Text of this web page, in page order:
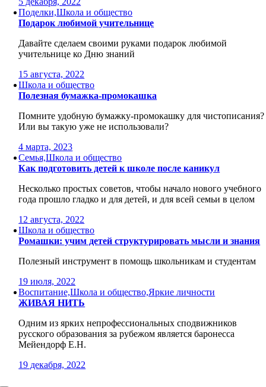
Поделки,Школа и общество
Подарок любимой учительнице
Давайте сделаем своими руками подарок любимой
учительнице ко Дню знаний
15 августа, 2022
Школа и общество
Полезная бумажка-промокашка
Помните удобную бумажку-промокашку для чистописания?
Или вы такую уже не использовали?
4 марта, 2023
Семья,Школа и общество
Как подготовить детей к школе после каникул
Несколько простых советов, чтобы начало нового учебного
года прошло гладко и для детей, и для всей семьи в целом
12 августа, 2022
Школа и общество
Ромашки: учим детей структурировать мысли и знания
Полезный инструмент в помощь школьникам и студентам
19 июля, 2022
Воспитание,Школа и общество,Яркие личности
ЖИВАЯ НИТЬ
Одним из ярких непрофессиональных сподвижников
русского образования за рубежом является баронесса
Мейендорф Е.Н.
19 декабря, 2022